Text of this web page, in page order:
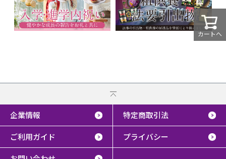
カートへ
企業情報 特定商取引法
ご利用ガイド プライバシー